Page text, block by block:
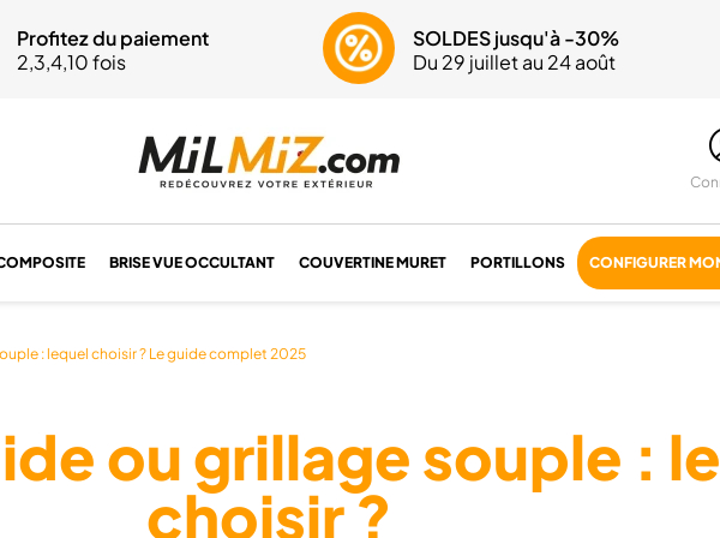
question ? Un conseil ?
61 68 17
Du lundi au vendredi
9h-12h | 14h-17h
Profitez du paiement
2,3,4,10 fois
SOLDES jusqu'à -30%
Du 29 juillet au 24 août
Livraison OFFERTE
dès 1880€
Livraison OFFERTE
dès 1880€
BRISE VUE OCCULTANT COUVERTINE MURET PORTILLONS CONFIGURER
: lequel choisir ? Le guide complet 2025
ou grillage souple :
choisir ?